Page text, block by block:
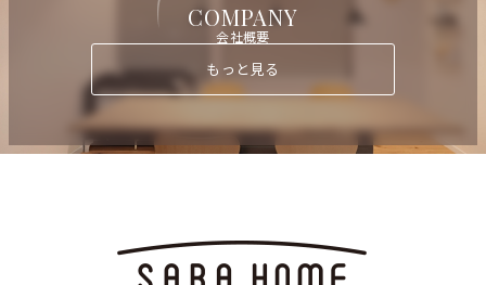
COMPANY
会社概要
もっと見る